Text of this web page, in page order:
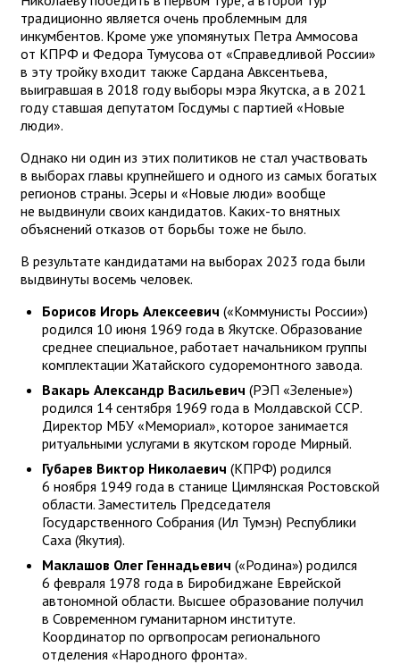
традиционно является очень проблемным для
инкумбентов. Кроме уже упомянутых Петра Аммосова
от КПРФ и Федора Тумусова от «Справедливой России»
в эту тройку входит также Сардана Авксентьева,
выигравшая в 2018 году выборы мэра Якутска, а в 2021
году ставшая депутатом Госдумы с партией «Новые
люди».
Однако ни один из этих политиков не стал участвовать
в выборах главы крупнейшего и одного из самых богатых
регионов страны. Эсеры и «Новые люди» вообще
не выдвинули своих кандидатов. Каких-то внятных
объяснений отказов от борьбы тоже не было.
В результате кандидатами на выборах 2023 года были
выдвинуты восемь человек.
Борисов Игорь Алексеевич («Коммунисты России»)
родился 10 июня 1969 года в Якутске. Образование
среднее специальное, работает начальником группы
комплектации Жатайского судоремонтного завода.
Вакарь Александр Васильевич (РЭП «Зеленые»)
родился 14 сентября 1969 года в Молдавской ССР.
Директор МБУ «Мемориал», которое занимается
ритуальными услугами в якутском городе Мирный.
Губарев Виктор Николаевич (КПРФ) родился
6 ноября 1949 года в станице Цимлянская Ростовской
области. Заместитель Председателя
Государственного Собрания (Ил Тумэн) Республики
Саха (Якутия).
Маклашов Олег Геннадьевич («Родина») родился
6 февраля 1978 года в Биробиджане Еврейской
автономной области. Высшее образование получил
в Современном гуманитарном институте.
Координатор по оргвопросам регионального
отделения «Народного фронта».